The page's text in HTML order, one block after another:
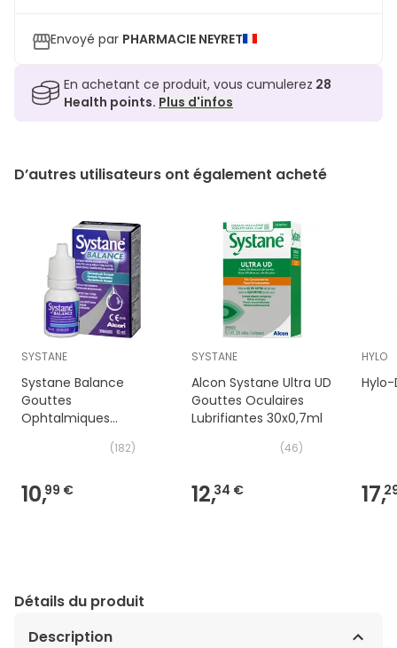
Envoyé par PHARMACIE NEYRET
En achetant ce produit, vous cumulerez 28
Health points. Plus d'infos
D’autres utilisateurs ont également acheté
SYSTANE
Systane Balance
Gouttes
Ophtalmiques
(182)
10,99 €
SYSTANE
Alcon Systane Ultra UD
Gouttes Oculaires
Lubrifiantes 30x0,7ml
(46)
12,34 €
HYLO
Hylo-
17,
Détails du produit
Description